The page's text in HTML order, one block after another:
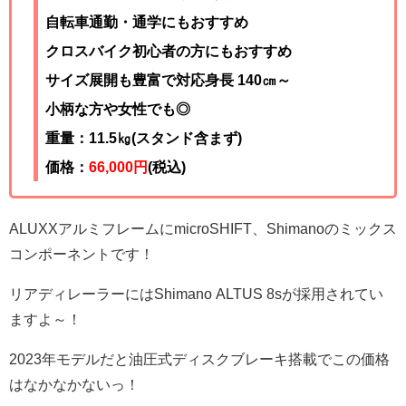
自転車通勤・通学にもおすすめ
クロスバイク初心者の方にもおすすめ
サイズ展開も豊富で対応身長 140㎝～
小柄な方や女性でも◎
重量：11.5㎏(スタンド含まず)
価格： 66,000円(税込)
ALUXXアルミフレームにmicroSHIFT、Shimanoのミックス
コンポーネントです！
リアディレーラーにはShimano ALTUS 8sが採用されてい
ますよ～！
2023年モデルだと油圧式ディスクブレーキ搭載でこの価格
はなかなかないっ！